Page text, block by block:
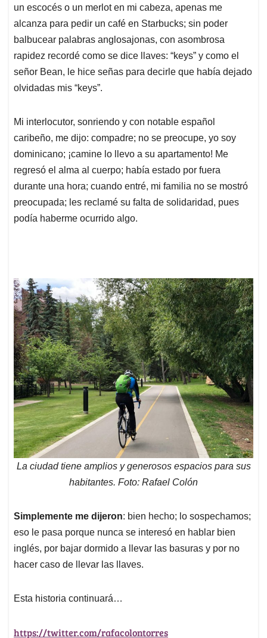
un escocés o un merlot en mi cabeza, apenas me
alcanza para pedir un café en Starbucks; sin poder
balbucear palabras anglosajonas, con asombrosa
rapidez recordé como se dice llaves: “keys” y como el
señor Bean, le hice señas para decirle que había dejado
olvidadas mis “keys”.
Mi interlocutor, sonriendo y con notable español
caribeño, me dijo: compadre; no se preocupe, yo soy
dominicano; ¡camine lo llevo a su apartamento! Me
regresó el alma al cuerpo; había estado por fuera
durante una hora; cuando entré, mi familia no se mostró
preocupada; les reclamé su falta de solidaridad, pues
podía haberme ocurrido algo.
La ciudad tiene amplios y generosos espacios para sus
habitantes. Foto: Rafael Colón
Simplemente me dijeron: bien hecho; lo sospechamos;
eso le pasa porque nunca se interesó en hablar bien
inglés, por bajar dormido a llevar las basuras y por no
hacer caso de llevar las llaves.
Esta historia continuará…
https://twitter.com/rafacolontorres